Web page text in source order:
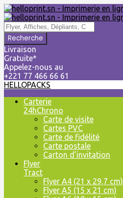
Livraison
Gratuite*
Appelez-nous au
+221 77 466 66 61
HELLOPACKS
Skip
Carterie
24hChrono
Carte de visite
Cartes PVC
Carte de fidélité
Carte postale
Carton d’invitation
Flyer
Tract
Flyer A4 (21 x 29,7 cm)
Flyer A5 (15 x 21 cm)